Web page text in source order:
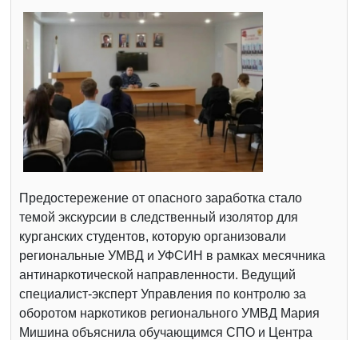
Предостережение от опасного заработка стало
темой экскурсии в следственный изолятор для
курганских студентов, которую организовали
региональные УМВД и УФСИН в рамках месячника
антинаркотической направленности. Ведущий
специалист-эксперт Управления по контролю за
оборотом наркотиков регионального УМВД Мария
Мишина объяснила обучающимся СПО и Центра